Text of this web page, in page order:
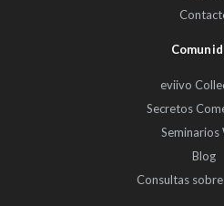
eviivo
Secretos
Seminarios
Blog
Consultas